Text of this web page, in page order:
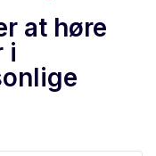
at høre
i